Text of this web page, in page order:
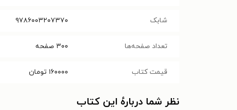
شابک ۹۷۸۶۰۰۳۲۰۷۳۷۰
تعداد صفحه‌ها ۳۰۰ صفحه
قیمت کتاب ۱۶۰۰۰۰ تومان
نظر شما دربارهٔ این کتاب